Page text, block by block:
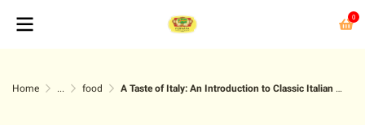
0
Home ... food A Taste of Italy: An Introduction to Classic Italian Cuisine